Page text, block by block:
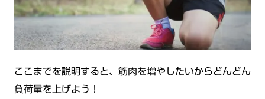
ここまでを説明すると、筋肉を増やしたいからどんどん
負荷量を上げよう！